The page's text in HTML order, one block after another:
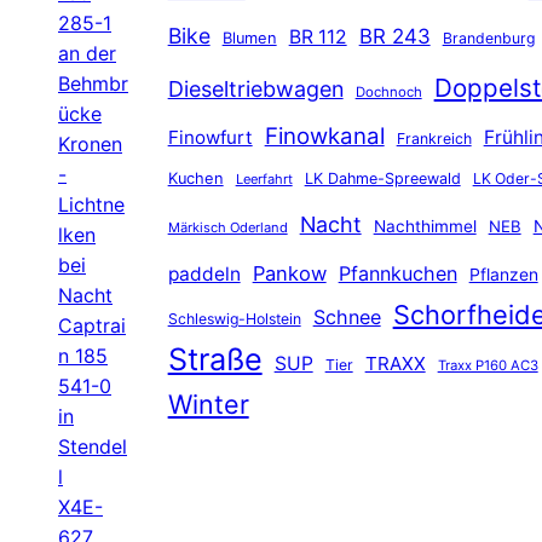
285-1
an der
Behmbr
ücke
Kronen
-
Lichtne
lken
bei
Nacht
Captrai
n 185
541-0
in
Stendel
l
X4E-
627
Bike Blumen BR 112 BR 243 Brandenburg
Dieseltriebwagen Dochnoch
Finowfurt Finowkanal Frankreich
Kuchen Leerfahrt LK Dahme-Spreewald LK Oder-
Märkisch Oderland Nacht Nachthimmel NEB
paddeln Pankow Pfannkuchen Pflanzen
Schleswig-Holstein Schnee
Straße SUP Tier TRAXX Traxx P160 AC3
Winter